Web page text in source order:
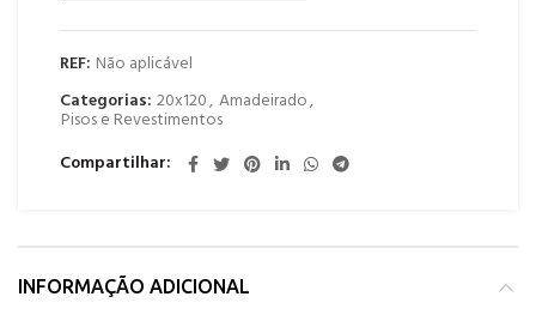
REF: Não aplicável
Categorias: 20x120, Amadeirado,
Pisos e Revestimentos
Compartilhar
INFORMAÇÃO ADICIONAL